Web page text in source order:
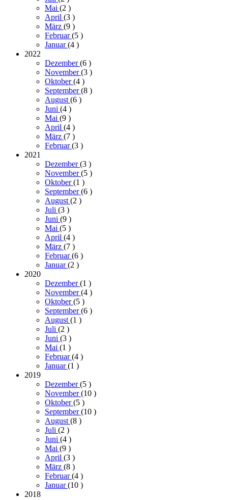
Mai (2 )
April (3 )
März (9 )
Februar(5 )
Januar(4 )
2022
Dezember(6 )
November(3 )
Oktober(4 )
September(8 )
August(6 )
Juni (4 )
Mai (9 )
April (4 )
März (7 )
Februar(3 )
2021
Dezember(3 )
November(5 )
Oktober(1 )
September(6 )
August(2 )
Juli (3 )
Juni (9 )
Mai (5 )
April (4 )
März (7 )
Februar(6 )
Januar(2 )
2020
Dezember(1 )
November(4 )
Oktober(5 )
September(6 )
August(1 )
Juli (2 )
Juni (3 )
Mai (1 )
Februar(4 )
Januar(1 )
2019
Dezember(5 )
November(10 )
Oktober(5 )
September(10 )
August(8 )
Juli (2 )
Juni (4 )
Mai (9 )
April (3 )
März (8 )
Februar(4 )
Januar(10 )
2018